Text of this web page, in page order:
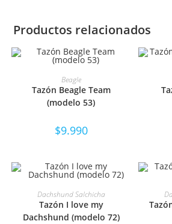
Productos relacionados
SELECCIONAR OPCIONES
Beagle
Tazón Beagle Team
(modelo 53)
$9.990
SELECCIONAR OPCIONES
Dachshund Salchicha
Tazón I love my
Dachshund (modelo 72)